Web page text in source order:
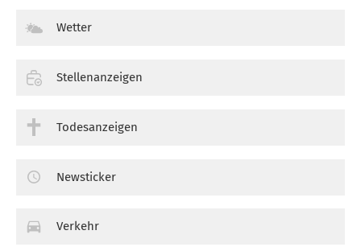
Wetter
Stellenanzeigen
Todesanzeigen
Newsticker
Verkehr